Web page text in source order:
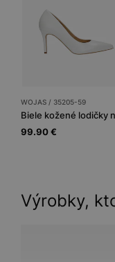
WOJAS / 35205-59
99.90 €
Výrobky,